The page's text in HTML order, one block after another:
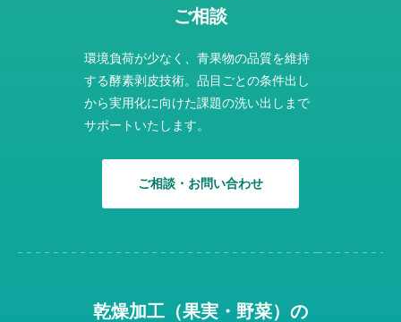
ご相談
環境負荷が少なく、青果物の品質を維持
する酵素剥皮技術。品目ごとの条件出し
から実用化に向けた課題の洗い出しまで
サポートいたします。
ご相談・お問い合わせ
乾燥加工（果実・野菜）の